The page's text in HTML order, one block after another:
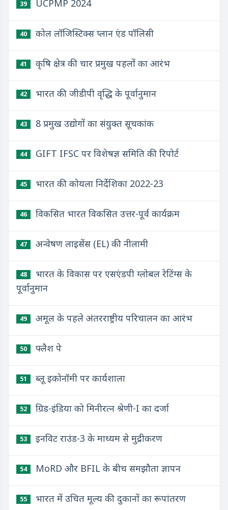
39 UCPMP 2024
40 कोल लॉजिस्टिक्स प्लान एंड पॉलिसी
41 कृषि क्षेत्र की चार प्रमुख पहलों का आरंभ
42 भारत की जीडीपी वृद्धि के पूर्वानुमान
43 8 प्रमुख उद्योगों का संयुक्त सूचकांक
44 GIFT IFSC पर विशेषज्ञ समिति की रिपोर्ट
45 भारत की कोयला निर्देशिका 2022-23
46 विकसित भारत विकसित उत्तर-पूर्व कार्यक्रम
47 अन्वेषण लाइसेंस (EL) की नीलामी
48
भारत के विकास पर एसएंडपी ग्लोबल रेटिंग्स के
पूर्वानुमान
49 अमूल के पहले अंतरराष्ट्रीय परिचालन का आरंभ
50 फ्लैश पे
51 ब्लू इकोनॉमी पर कार्यशाला
52 ग्रिड-इंडिया को मिनीरत्न श्रेणी-I का दर्जा
53 इनविट राउंड-3 के माध्यम से मुद्रीकरण
54 MoRD और BFIL के बीच समझौता ज्ञापन
55 भारत में उचित मूल्य की दुकानों का रूपांतरण